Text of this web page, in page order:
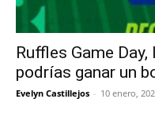
Ruffles Game
podrías ganar un
Evelyn Castillejos - 10 enero,